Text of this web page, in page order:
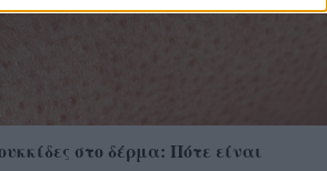
στο δέρμα: Πότε είναι